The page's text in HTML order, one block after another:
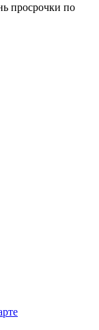
просрочки по